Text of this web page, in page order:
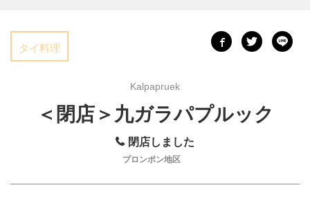
タイ料理
Kalpapruek
＜閉店＞九ガラパプルック
閉店しました
プロンポン地区